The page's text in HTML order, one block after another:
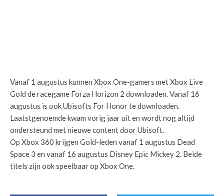
Vanaf 1 augustus kunnen Xbox One-gamers met Xbox Live
Gold de racegame Forza Horizon 2 downloaden. Vanaf 16
augustus is ook Ubisofts For Honor te downloaden.
Laatstgenoemde kwam vorig jaar uit en wordt nog altijd
ondersteund met nieuwe content door Ubisoft.
Op Xbox 360 krijgen Gold-leden vanaf 1 augustus Dead
Space 3 en vanaf 16 augustus Disney Epic Mickey 2. Beide
titels zijn ook speelbaar op Xbox One.